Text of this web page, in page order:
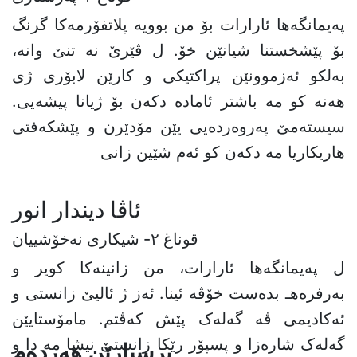
پەیمانگەها ئارارات بۆ من بوویە پلاتفۆرمەکا گرنگ
بۆ پێشخستنا شیانێن خۆ. ل ڤێرێ نە تنێ وانە،
بەلکو ئەزموونێن پراکتیکی و کارێن لابۆری ژی
هەنە کو مە باشتر ئامادە دکەن بۆ ژیانا پیشەیی.
سیستەمێ پەروەردەیی یێن مۆدێرن و پێشکەفتی
هاریکاریا مە دکەن کو ئەم شێین زانی
ئاڤا ديندار انور
قوناغ ٢- شیکارى نەخۆشییان
ل پەیمانگەها ئارارات، من زانینەکا کویر و
بەرفرەهـ بدەست خۆڤە ئینا. ئەز ژ ئالیێ زانستی و
ئەکادیمی ڤە گەلەک پێش کەڤتم. مامۆستایێن
گەلەک شارەزا و پسپۆر رێکا زانستێ نیشا مە دا و